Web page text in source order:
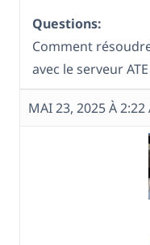
Questions:
Comment
avec le serveur ATE
MAI 23, 2025 À 2:22